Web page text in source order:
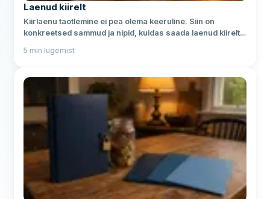
Laenud kiirelt
Kiirlaenu taotlemine ei pea olema keeruline. Siin on
konkreetsed sammud ja nipid, kuidas saada laenud kiirelt
5 min lugemist